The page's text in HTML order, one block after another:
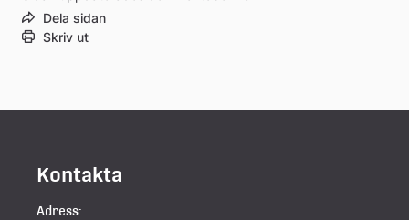
Dela sidan
Skriv ut
Kontakta
Adress: